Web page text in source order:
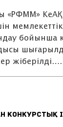
«РФММ»
бойынша
жіберілді….
конкурстық